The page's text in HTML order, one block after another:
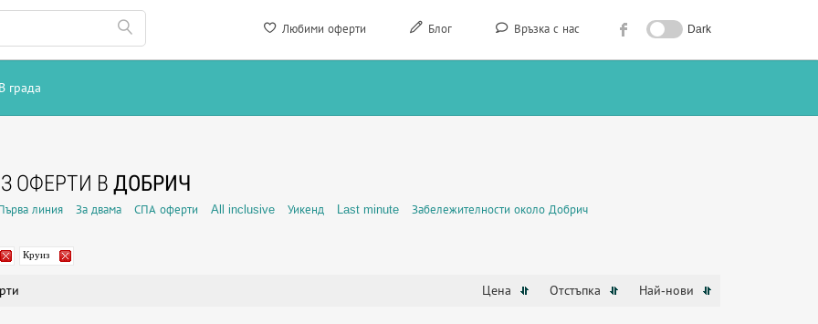
Любими оферти Блог Връзка с нас Dark
В града
ОФЕРТИ В ДОБРИЧ
линия За двама СПА оферти All inclusive Уикенд Last minute Забележителности около Добрич
Круиз
Цена Отстъпка Най-нови